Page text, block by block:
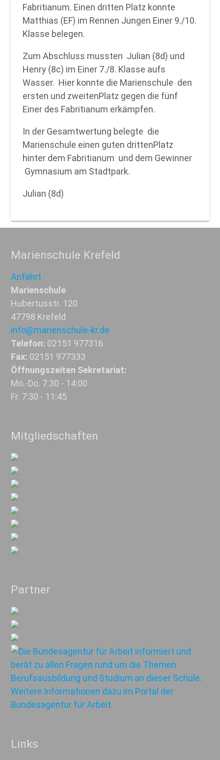
Fabritianum. Einen dritten Platz konnte
Matthias (EF) im Rennen Jungen Einer 9./10.
Klasse belegen.
Zum Abschluss mussten Julian (8d) und
Henry (8c) im Einer 7./8. Klasse aufs
Wasser. Hier konnte die Marienschule den
ersten und zweitenPlatz gegen die fünf
Einer des Fabritianum erkämpfen.
In der Gesamtwertung belegte die
Marienschule einen guten drittenPlatz
hinter dem Fabritianum und dem Gewinner
Gymnasium am Stadtpark.
Julian (8d)
Marienschule Krefeld
Anfahrt
Marienschule
Hubertusstr. 120
47798 Krefeld
info@marienschule-kr.de
Telefon: 02151 977316
Fax: 02151 977333
Öffnungszeiten Sekretariat:
Mo.-Do. 7.30 - 14:00
Fr. 7:30 - 11:45
Mitgliedschaften
Partner
Links